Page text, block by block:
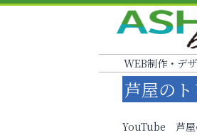
WEB制作・デ
芦屋の
YouTube 芦屋